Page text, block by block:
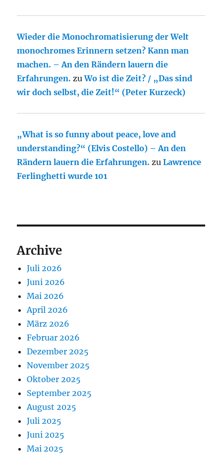
Wieder die Monochromatisierung der Welt
monochromes Erinnern setzen? Kann man
machen. – An den Rändern lauern die
Erfahrungen. zuWo ist die Zeit? / „Das sind
wir doch selbst, die Zeit!“ (Peter Kurzeck)
„What is so funny about peace, love and
understanding?“ (Elvis Costello) – An den
Rändern lauern die Erfahrungen. zuLawrence
Ferlinghetti wurde 101
Archive
Juli 2026
Juni 2026
Mai 2026
April 2026
März 2026
Februar 2026
Dezember 2025
November 2025
Oktober 2025
September 2025
August 2025
Juli 2025
Juni 2025
Mai 2025